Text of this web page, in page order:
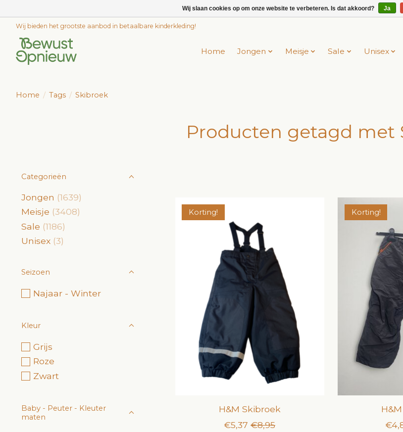
Wij bieden het grootste aanbod in betaalbare kinderkleding!
Home Jongen Meisje Sale Unisex
Home / Tags / Skibroek
Producten getagd met
Categorieën
Jongen (1639)
Meisje (3408)
Sale (1186)
Unisex (3)
Seizoen
Najaar - Winter
Kleur
Grijs
Roze
Zwart
Baby - Peuter - Kleuter
maten
Korting!
H&M Skibroek
€5,37 €8,95
Korting!
Wij slaan cookies op om onze website te verbeteren. Is dat akkoord? Ja